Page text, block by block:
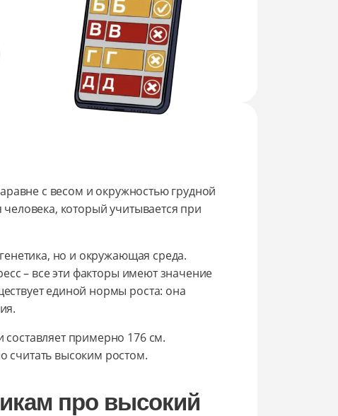
с весом и окружностью грудной
человека, который учитывается при
но и окружающая среда.
– все эти факторы имеют значение
единой нормы роста: она
примерно 176 см.
считать высоким ростом.
про высокий